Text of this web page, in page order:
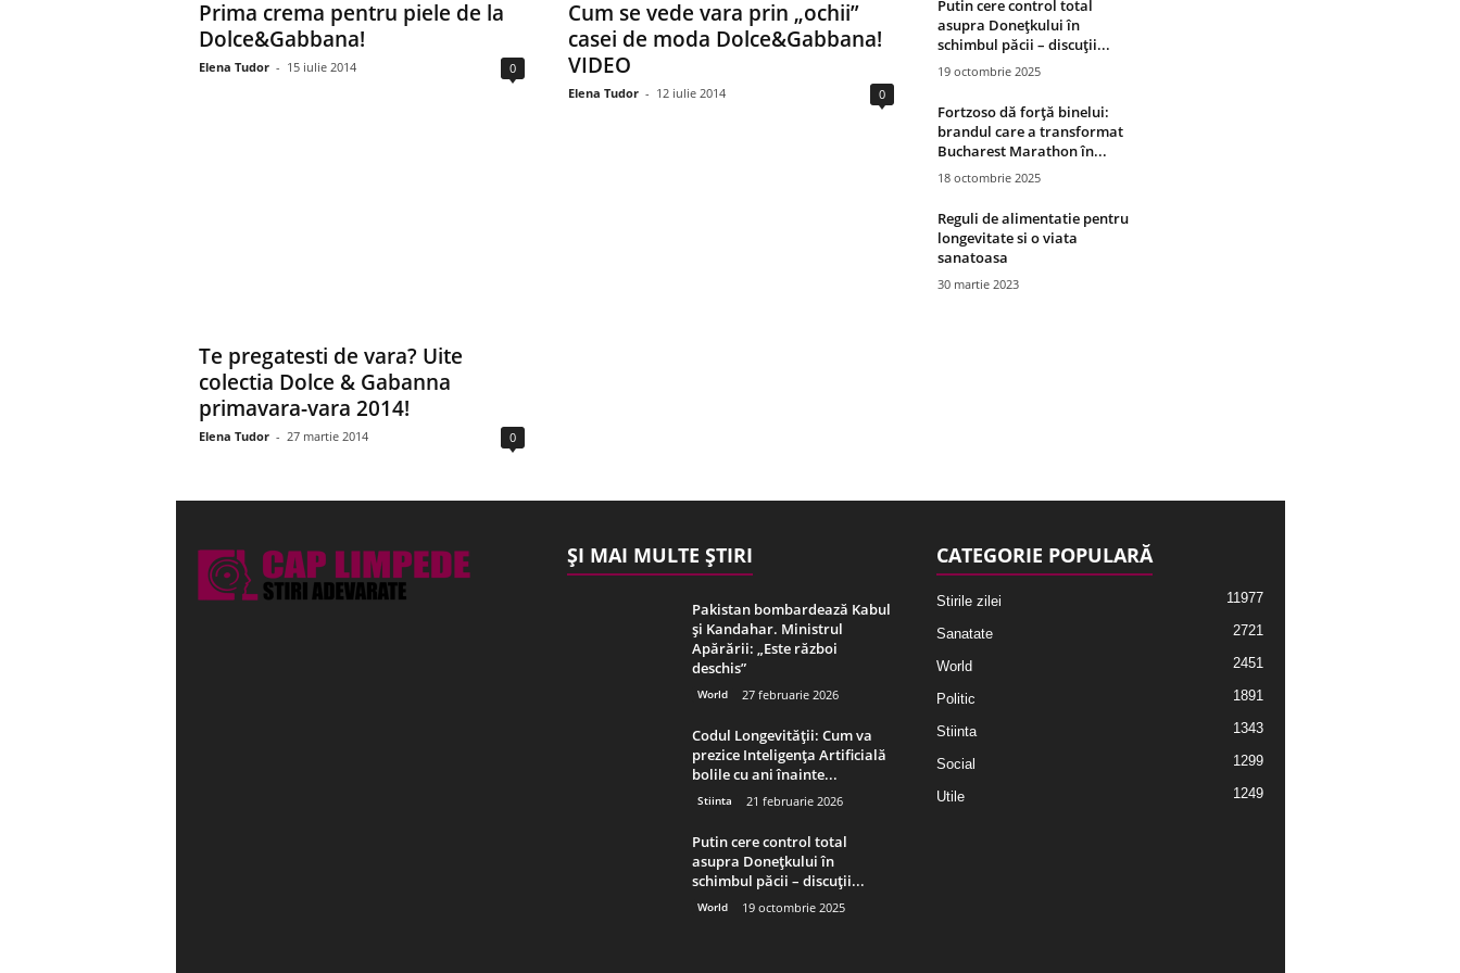
Prima crema pentru piele de la
Dolce&Gabbana!
Elena Tudor - 15 iulie 2014 0
Cum se vede vara prin „ochii”
casei de moda Dolce&Gabbana!
VIDEO
Elena Tudor - 12 iulie 2014 0
Te pregatesti de vara? Uite
colectia Dolce & Gabanna
primavara-vara 2014!
Elena Tudor - 27 martie 2014 0
Putin cere control total
asupra Donețkului în
schimbul păcii – discuții...
19 octombrie 2025
Fortzoso dă forță binelui:
brandul care a transformat
Bucharest Marathon în...
18 octombrie 2025
Reguli de alimentatie pentru
longevitate si o viata
sanatoasa
30 martie 2023
ȘI MAI MULTE ȘTIRI
Pakistan bombardează Kabul
și Kandahar. Ministrul
Apărării: „Este război
deschis”
World 27 februarie 2026
Codul Longevității: Cum va
prezice Inteligența Artificială
bolile cu ani înainte...
Stiinta 21 februarie 2026
Putin cere control total
asupra Donețkului în
schimbul păcii – discuții...
World 19 octombrie 2025
CATEGORIE POPULARĂ
Stirile zilei 11977
Sanatate 2721
World 2451
Politic 1891
Stiinta 1343
Social 1299
Utile 1249